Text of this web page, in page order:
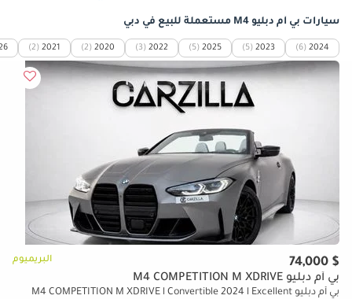
سيارات بي أم دبليو M4 مستعملة للبيع في دبي
2024
(6)
2023
(5)
2025
(5)
2022
(3)
2020
(2)
2021
(2)
$ 74,000 البريميوم
بي أم دبليو M4 COMPETITION M XDRIVE
بي أم دبليو M4 COMPETITION M XDRIVE l Convertible 2024 l Excellent